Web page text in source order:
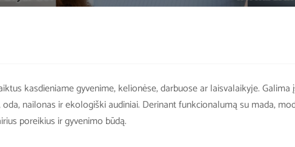
kasdieniame gyvenime, kelionėse, darbuose ar laisvalaikyje.
nailonas ir ekologiški audiniai. Derinant funkcionalumą su mada,
poreikius ir gyvenimo būdą.